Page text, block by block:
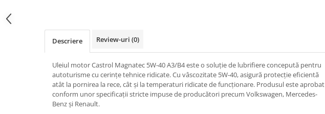
Intretinere Auto
Chimice Auto
Etansanti Auto
Solutii curatare componente
Spray frane/ambreiaj
Vaseline si Unsori Auto
Descriere Review-uri (0)
Uleiul motor Castrol Magnatec 5W-40 A3/B4 este o soluție de lubrifiere concepută pentru
autoturisme cu cerințe tehnice ridicate. Cu vâscozitate 5W-40, asigură protecție eficientă
atât la pornirea la rece, cât și la temperaturi ridicate de funcționare. Produsul este aprobat
conform unor specificații stricte impuse de producători precum Volkswagen, Mercedes-
Benz și Renault.